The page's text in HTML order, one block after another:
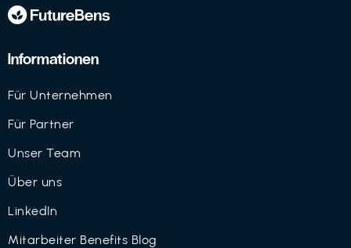
Informationen
Für Unternehmen
Für Partner
Unser Team
Über uns
LinkedIn
Mitarbeiter Benefits Blog